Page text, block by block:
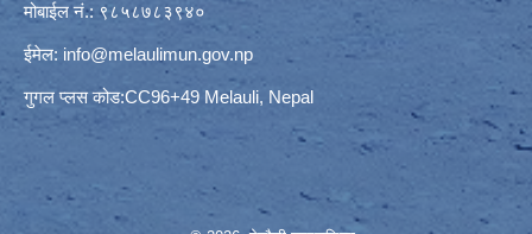
मोबाईल नं.: ९८५८७८३९४०
ईमेल: info@melaulimun.gov.np
गुगल प्लस कोड:CC96+49 Melauli, Nepal